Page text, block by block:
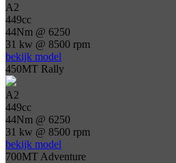
A2
449cc
44Nm @ 6250
31 kw @ 8500 rpm
bekijk model
450MT Rally
A2
449cc
44Nm @ 6250
31 kw @ 8500 rpm
bekijk model
700MT Adventure